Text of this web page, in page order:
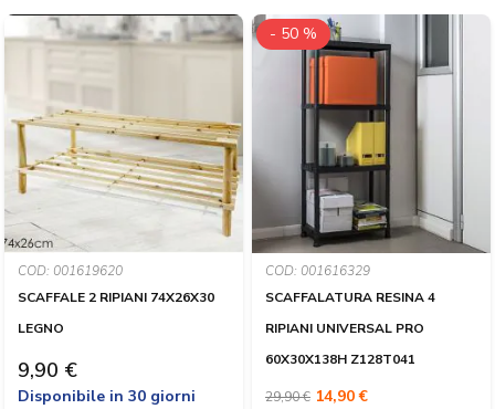
COD: 001619620
SCAFFALE 2 RIPIANI 74X26X30
LEGNO
9,90 €
Disponibile in 30 giorni
COD: 001616329
SCAFFALATURA RESINA 4
RIPIANI UNIVERSAL PRO
60X30X138H Z128T041
- 50 %
29,90 € 14,90 €